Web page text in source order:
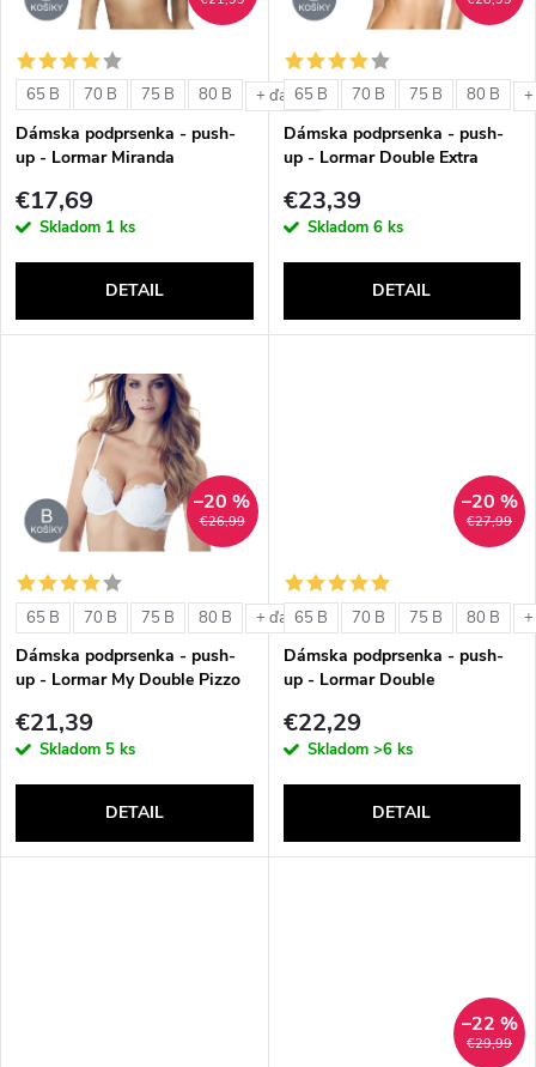
i
e
p
r
d
t
o
v
i
s
p
r
o
d
t
o
v
65 B 70 B 75 B 80 B + ďalšie
Dámska podprsenka - push-
up - Lormar Miranda
€17,69
Skladom 1 ks
DETAIL
65 B 70 B 75 B 80 B
Dámska podprsenka - push-
up - Lormar Double Extra
€23,39
Skladom 6 ks
DETAIL
€26,99
–20 %
65 B 70 B 75 B 80 B + ďalšie
Dámska podprsenka - push-
up - Lormar My Double Pizzo
€21,39
Skladom 5 ks
DETAIL
€27,99
–20 %
65 B 70 B 75 B 80 B
Dámska podprsenka - push-
up - Lormar Double
€22,29
Skladom >6 ks
DETAIL
€29,99
–22 %